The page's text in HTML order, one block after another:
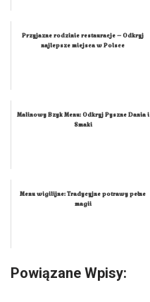
Przyjazne rodzinie restauracje – Odkryj
najlepsze miejsca w Polsce
Malinowy Bzyk Menu: Odkryj Pyszne Dania i
Smaki
Menu wigilijne: Tradycyjne potrawy pełne
magii
Powiązane Wpisy: